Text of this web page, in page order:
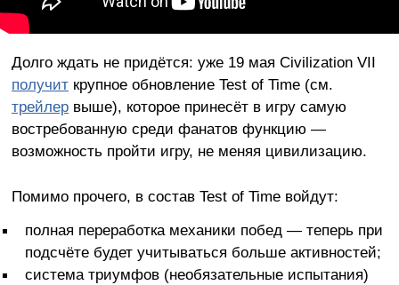
Долго ждать не придётся: уже 19 мая Civilization VII
получиткрупное обновление Test of Time (см.
трейлервыше), которое принесёт в игру самую
востребованную среди фанатов функцию —
возможность пройти игру, не меняя цивилизацию.
Помимо прочего, в состав Test of Time войдут:
полная переработка механики побед — теперь при
подсчёте будет учитываться больше активностей;
система триумфов (необязательные испытания)